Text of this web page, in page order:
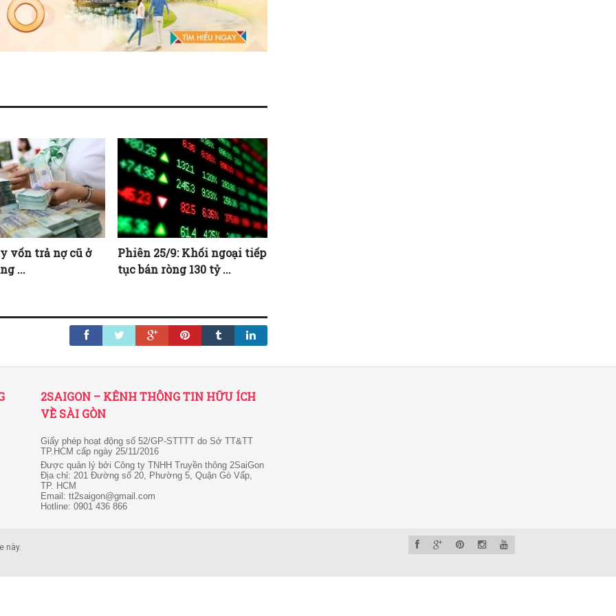
vốn trả nợ cũ ở
...
Phiên 25/9: Khối ngoại tiếp
tục bán ròng 130 tỷ ...
2SAIGON – KÊNH THÔNG TIN HỮU ÍCH
VỀ SÀI GÒN
Giấy phép hoạt động số 52/GP-STTTT do Sở TT&TT
TP.HCM cấp ngày 25/11/2016
Được quản lý bởi Công ty TNHH Truyền thông 2SaiGon
Địa chỉ: 201 Đường số 20, Phường 5, Quận Gò Vấp,
TP. HCM
Email: tt2saigon@gmail.com
Hotline: 0901 436 866
này.